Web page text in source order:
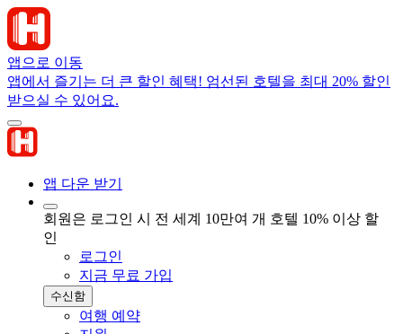
앱으로 이동
앱에서 즐기는 더 큰 할인 혜택! 엄선된 호텔을 최대 20% 할인
받으실 수 있어요.
앱 다운 받기
회원은 로그인 시 전 세계 10만여 개 호텔 10% 이상 할
인
로그인
지금 무료 가입
수신함
여행 예약